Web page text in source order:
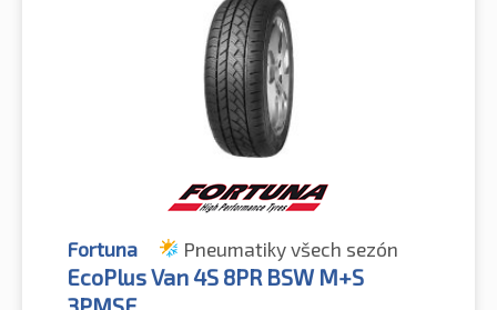
Fortuna Pneumatiky všech sezón
EcoPlus Van 4S 8PR BSW M+S